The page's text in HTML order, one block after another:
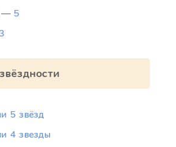
— 5
3
5 звёзд
4 звезды